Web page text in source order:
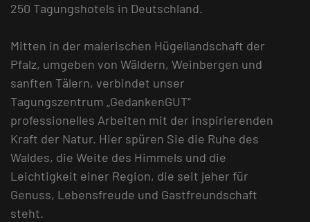
250 Tagungshotels in Deutschland.
Mitten in der malerischen Hügellandschaft der
Pfalz, umgeben von Wäldern, Weinbergen und
sanften Tälern, verbindet unser
Tagungszentrum „GedankenGUT“
professionelles Arbeiten mit der inspirierenden
Kraft der Natur. Hier spüren Sie die Ruhe des
Waldes, die Weite des Himmels und die
Leichtigkeit einer Region, die seit jeher für
Genuss, Lebensfreude und Gastfreundschaft
steht.